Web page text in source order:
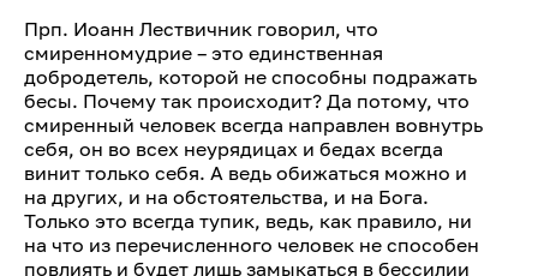
Прп. Иоанн Лествичник говорил, что
смиренномудрие – это единственная
добродетель, которой не способны подражать
бесы. Почему так происходит? Да потому, что
смиренный человек всегда направлен вовнутрь
себя, он во всех неурядицах и бедах всегда
винит только себя. А ведь обижаться можно и
на других, и на обстоятельства, и на Бога.
Только это всегда тупик, ведь, как правило, ни
на что из перечисленного человек не способен
повлиять и будет лишь замыкаться в бессилии